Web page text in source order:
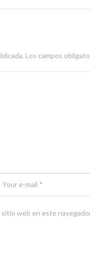
Los campos
web en este